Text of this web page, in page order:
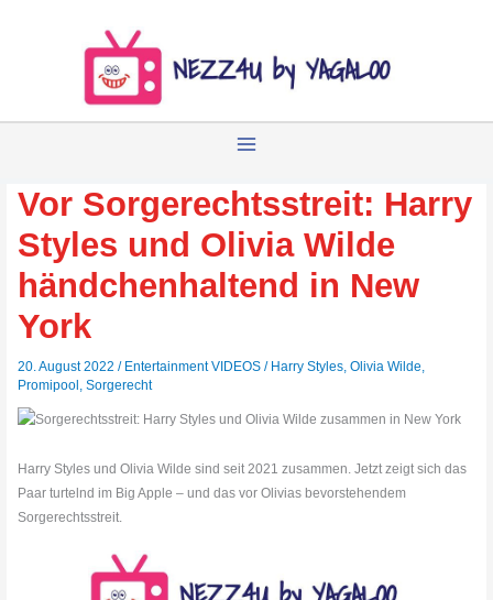
Vor Sorgerechtsstreit: Harry
Styles und Olivia Wilde
händchenhaltend in New
York
20. August 2022/ Entertainment VIDEOS / Harry Styles,Olivia Wilde,
Promipool,Sorgerecht
Harry Styles und Olivia Wilde sind seit 2021 zusammen. Jetzt zeigt sich das
Paar turtelnd im Big Apple – und das vor Olivias bevorstehendem
Sorgerechtsstreit.